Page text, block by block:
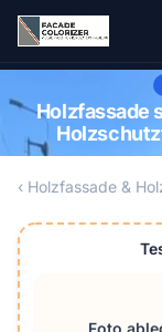
Zum Hauptinhalt
Holzfassade
‹ Holzfassade &
Foto